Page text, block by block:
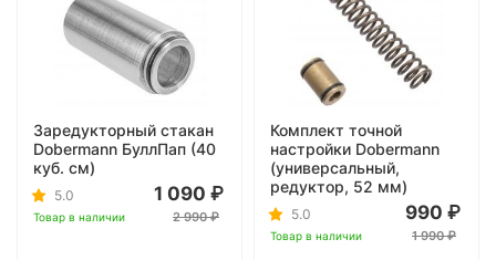
Заредукторный стакан
Dobermann БуллПап (40
куб. см)
5.0
Товар в наличии
1 090
2 990
Комплект точной
настройки Dobermann
(универсальный,
редуктор, 52 мм)
5.0
Товар в наличии
990
1 990